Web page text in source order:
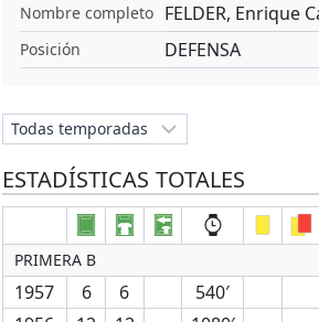
Nombre completo FELDER, Enrique
Posición DEFENSA
ESTADÍSTICAS TOTALES
PRIMERA B
1957 6 6
540′